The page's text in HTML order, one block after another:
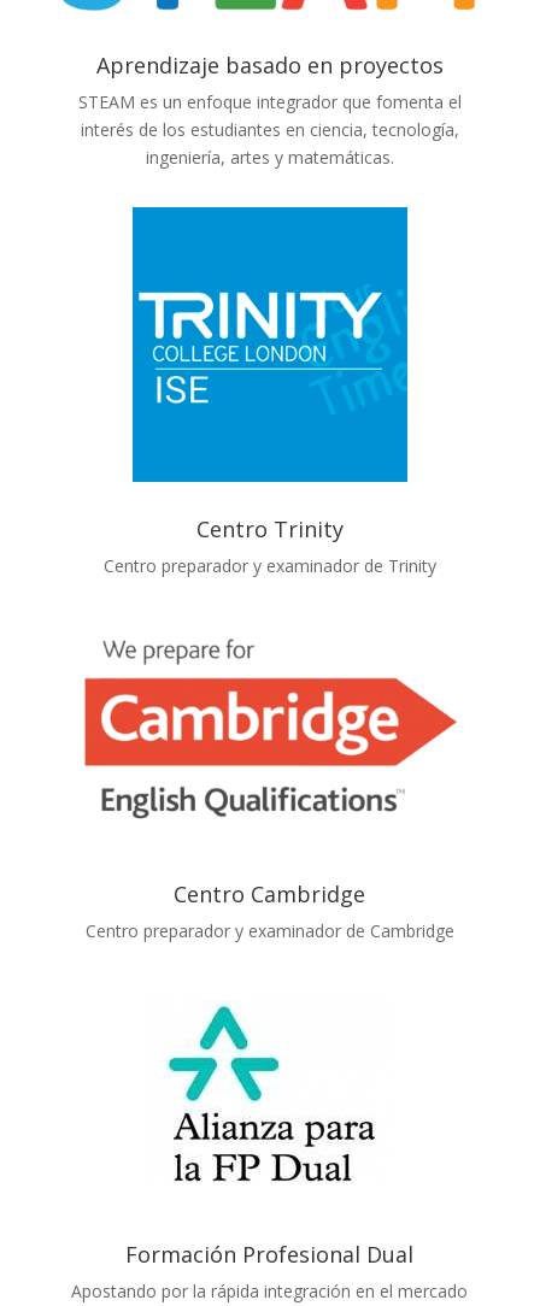
Aprendizaje basado en proyectos
STEAM es un enfoque integrador que fomenta el
interés de los estudiantes en ciencia, tecnología,
ingeniería, artes y matemáticas.
Centro Trinity
Centro preparador y examinador de Trinity
Centro Cambridge
Centro preparador y examinador de Cambridge
Formación Profesional Dual
Apostando por la rápida integración en el mercado